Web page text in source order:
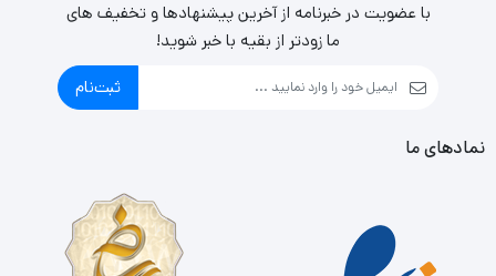
با عضویت در خبرنامه از آخرین پیشنهادها و تخفیف های
ما زودتر از بقیه با خبر شوید!
ثبت‌نام
نمادهای ما